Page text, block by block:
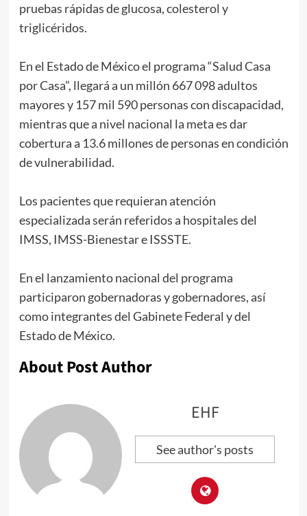
pruebas rápidas de glucosa, colesterol y
triglicéridos.
En el Estado de México el programa “Salud Casa
por Casa”, llegará a un millón 667 098 adultos
mayores y 157 mil 590 personas con discapacidad,
mientras que a nivel nacional la meta es dar
cobertura a 13.6 millones de personas en condición
de vulnerabilidad.
Los pacientes que requieran atención
especializada serán referidos a hospitales del
IMSS, IMSS-Bienestar e ISSSTE.
En el lanzamiento nacional del programa
participaron gobernadoras y gobernadores, así
como integrantes del Gabinete Federal y del
Estado de México.
About Post Author
EHF
See author's posts